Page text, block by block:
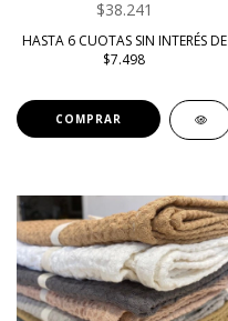
$38.241
HASTA 6 CUOTAS SIN INTERÉS DE
$7.498
COMPRAR